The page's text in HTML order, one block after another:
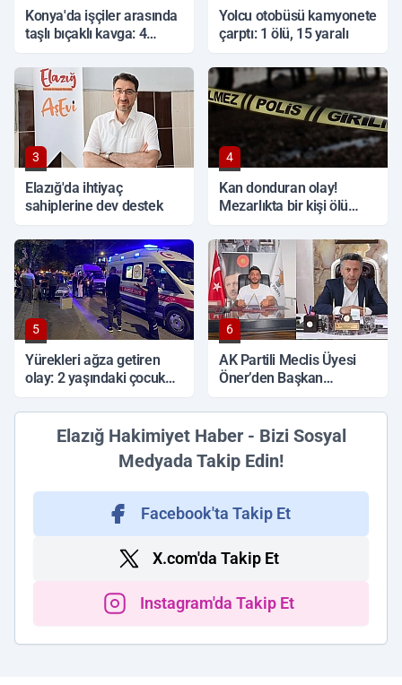
Konya'da işçiler arasında
taşlı bıçaklı kavga: 4
Yolcu otobüsü kamyonete
çarptı: 1 ölü, 15 yaralı
3
Elazığ'da ihtiyaç
sahiplerine dev destek
4
Kan donduran olay!
Mezarlıkta bir kişi ölü
5
Yürekleri ağza getiren
olay: 2 yaşındaki çocuk
6
AK Partili Meclis Üyesi
Öner’den Başkan
borç hem de faiz var'
Elazığ Hakimiyet Haber - Bizi Sosyal
Medyada Takip Edin!
Facebook'ta Takip Et
X.com'da Takip Et
Instagram'da Takip Et